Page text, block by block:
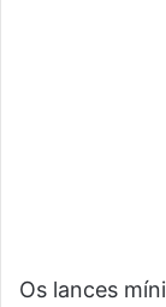
Os lances